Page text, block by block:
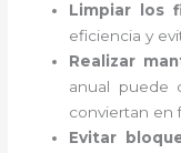
Limpiar los
eficiencia y
Realizar
anual puede
conviertan en
Evitar